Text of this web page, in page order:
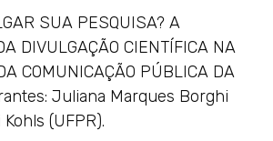
SUA PESQUISA? A
DIVULGAÇÃO CIENTÍFICA NA
COMUNICAÇÃO PÚBLICA DA
Juliana Marques Borghi
(UFPR).